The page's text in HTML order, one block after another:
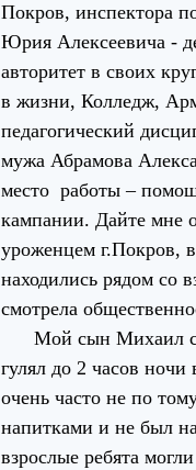
Покров, инспектора
Юрия Алексеевича -
авторитет в своих
в жизни, Колледж,
педагогический
мужа Абрамова
место работы –
кампании. Дайте мне
уроженцем г.Покров,
находились рядом со
смотрела
Мой сын Михаил со
гулял до 2 часов ночи
очень часто не по
напитками и не был
взрослые ребята